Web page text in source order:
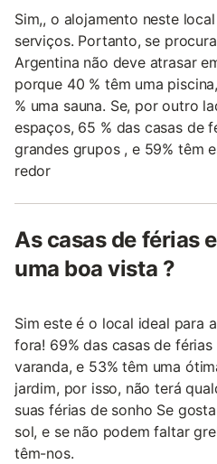
Sim,, o alojamento neste
serviços. Portanto, se
Argentina não deve atrasar
porque 40 % têm uma
% uma sauna. Se, por outro
espaços, 65 % das casas de
grandes grupos , e 59% têm
redor
As casas de férias
uma boa vista ?
Sim este é o local ideal para
fora! 69% das casas de
varanda, e 53% têm uma
jardim, por isso, não terá
suas férias de sonho Se
sol, e se não podem faltar
têm-nos.